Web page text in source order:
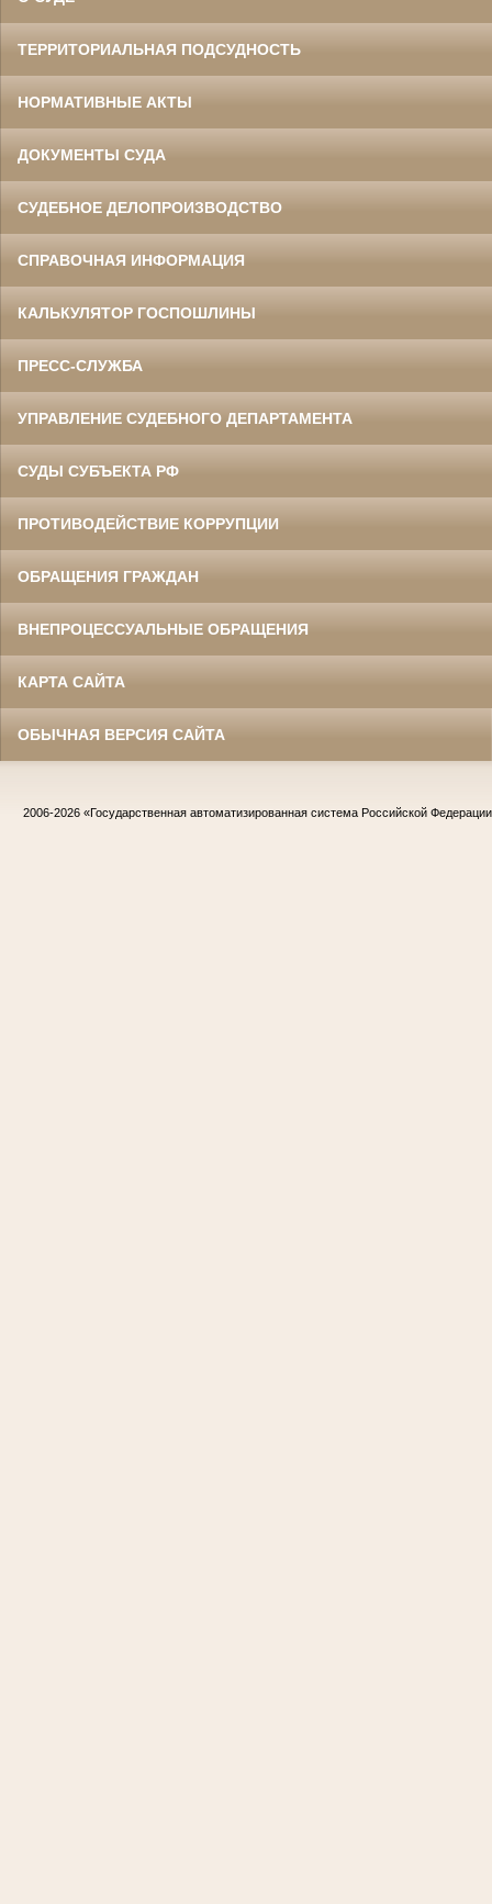
ТЕРРИТОРИАЛЬНАЯ ПОДСУДНОСТЬ
НОРМАТИВНЫЕ АКТЫ
ДОКУМЕНТЫ СУДА
СУДЕБНОЕ ДЕЛОПРОИЗВОДСТВО
СПРАВОЧНАЯ ИНФОРМАЦИЯ
КАЛЬКУЛЯТОР ГОСПОШЛИНЫ
ПРЕСС-СЛУЖБА
УПРАВЛЕНИЕ СУДЕБНОГО ДЕПАРТАМЕНТА
СУДЫ СУБЪЕКТА РФ
ПРОТИВОДЕЙСТВИЕ КОРРУПЦИИ
ОБРАЩЕНИЯ ГРАЖДАН
ВНЕПРОЦЕССУАЛЬНЫЕ ОБРАЩЕНИЯ
КАРТА САЙТА
ОБЫЧНАЯ ВЕРСИЯ САЙТА
2006-2026 «Государственная автоматизированная система Российской